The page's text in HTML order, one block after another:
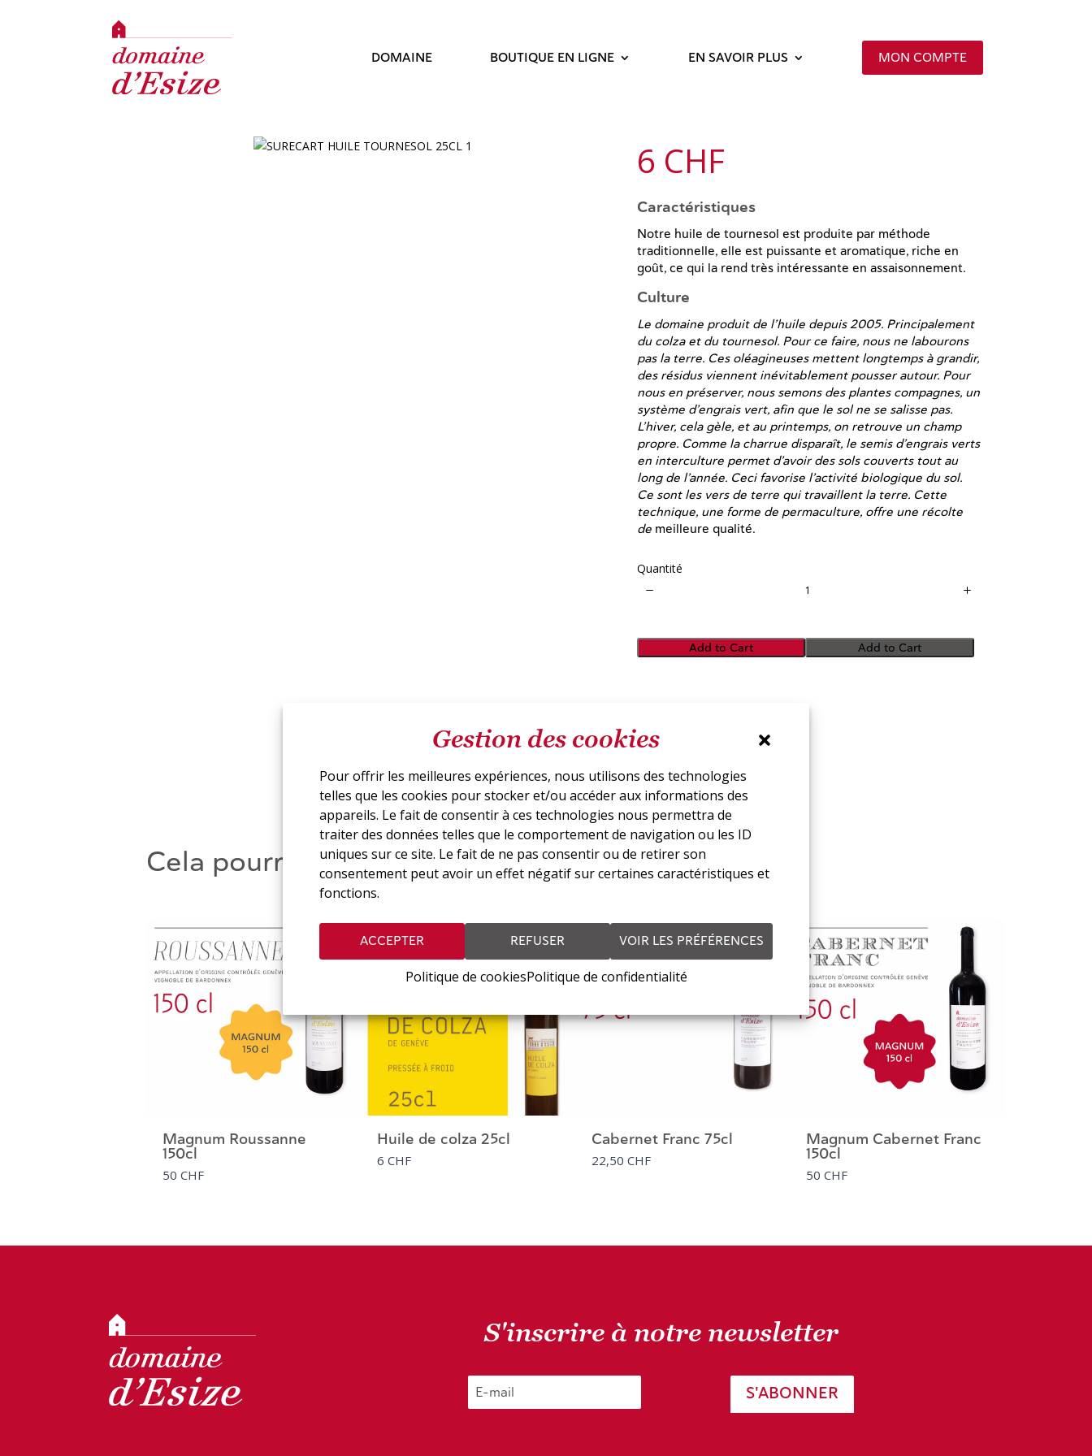
Gestion des cookies
Pour offrir les meilleures expériences, nous utilisons des technologies
telles que les cookies pour stocker et/ou accéder aux informations des
appareils. Le fait de consentir à ces technologies nous permettra de
traiter des données telles que le comportement de navigation ou les ID
uniques sur ce site. Le fait de ne pas consentir ou de retirer son
consentement peut avoir un effet négatif sur certaines caractéristiques et
fonctions.
ACCEPTER REFUSER VOIR LES PRÉFÉRENCES
Politique de cookiesPolitique de confidentialité
DOMAINE BOUTIQUE EN LIGNE EN SAVOIR PLUS MON COMPTE
N
o
w
6 CHF
Caractéristiques
Notre huile de tournesol est produite par méthode
traditionnelle, elle est puissante et aromatique, riche en
goût, ce qui la rend très intéressante en assaisonnement.
Culture
Le domaine produit de l’huile depuis 2005. Principalement
du colza et du tournesol. Pour ce faire, nous ne labourons
pas la terre. Ces oléagineuses mettent longtemps à grandir,
des résidus viennent inévitablement pousser autour. Pour
nous en préserver, nous semons des plantes compagnes, un
système d’engrais vert, afin que le sol ne se salisse pas.
L’hiver, cela gèle, et au printemps, on retrouve un champ
propre. Comme la charrue disparaît, le semis d’engrais verts
en interculture permet d’avoir des sols couverts tout au
long de l’année. Ceci favorise l’activité biologique du sol.
Ce sont les vers de terre qui travaillent la terre. Cette
technique, une forme de permaculture, offre une récolte
demeilleure qualité.
Quantité
Add to Cart Add to Cart
Cela pourrait aussi vous intéresser
Magnum Roussanne
150cl
50 CHF
Huile de colza 25cl
6 CHF
Cabernet Franc 75cl
22,50 CHF
Magnum Cabernet Franc
150cl
50 CHF
S'inscrire à notre newsletter
S'ABONNER